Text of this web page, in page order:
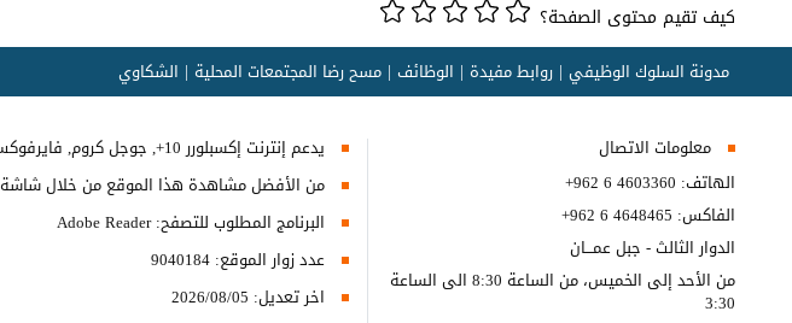
كيف تقيم محتوى الصفحة؟
مدونة السلوك الوظيفي روابط مفيدة الوظائف مسح رضا المجتمعات المحلية الشكاوي
معلومات الاتصال
الهاتف: +962 6 4603360
الفاكس: +962 6 4648465
الدوار الثالث - جبل عمـــان
من الأحد إلى الخميس، من الساعة 8:30 الى الساعة
3:30
يدعم إنترنت إكسبلورر 10+, جوجل كروم, فايرفوكس, سفاري
من الأفضل مشاهدة هذا الموقع من خلال شاشة 768 × 1366
البرنامج المطلوب للتصفح: Adobe Reader
عدد زوار الموقع: 9040184
اخر تعديل: 2026/08/05